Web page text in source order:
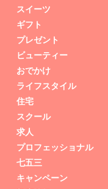
スイーツ
ギフト
プレゼント
ビューティー
おでかけ
ライフスタイル
住宅
スクール
求人
プロフェッショナル
七五三
キャンペーン